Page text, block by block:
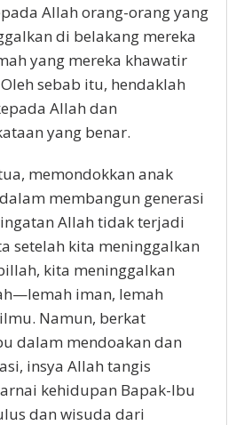
Allah orang-orang yang
di belakang mereka
yang mereka khawatir
sebab itu, hendaklah
Allah dan
yang benar.
memondokkan anak
membangun generasi
Allah tidak terjadi
setelah kita meninggalkan
kita meninggalkan
iman, lemah
Namun, berkat
dalam mendoakan dan
insya Allah tangis
kehidupan Bapak-Ibu
dan wisuda dari